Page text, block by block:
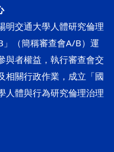
明交通大學人體研究倫理
（簡稱審查會A/B）運
與者權益，執行審查會交
相關行政作業，成立「國
人體與行為研究倫理治理